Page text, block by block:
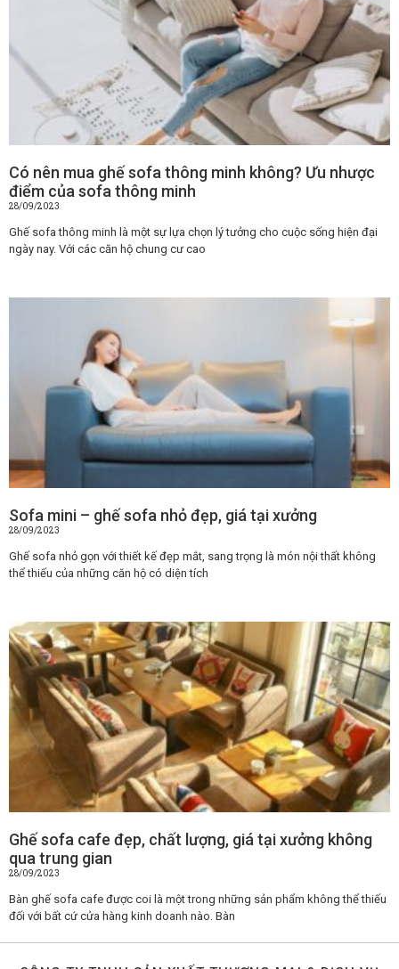
Có nên mua ghế sofa thông minh không? Ưu nhược
điểm của sofa thông minh
28/09/2023
Ghế sofa thông minh là một sự lựa chọn lý tưởng cho cuộc sống hiện đại
ngày nay. Với các căn hộ chung cư cao
Sofa mini – ghế sofa nhỏ đẹp, giá tại xưởng
28/09/2023
Ghế sofa nhỏ gọn với thiết kế đẹp mắt, sang trọng là món nội thất không
thể thiếu của những căn hộ có diện tích
Ghế sofa cafe đẹp, chất lượng, giá tại xưởng không
qua trung gian
28/09/2023
Bàn ghế sofa cafe được coi là một trong những sản phẩm không thể thiếu
đối với bất cứ cửa hàng kinh doanh nào. Bàn